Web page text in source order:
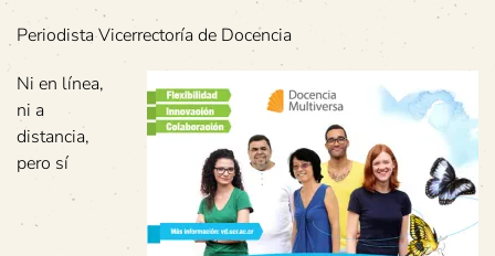
Periodista Vicerrectoría de Docencia
Ni en línea,
ni a
distancia,
pero sí